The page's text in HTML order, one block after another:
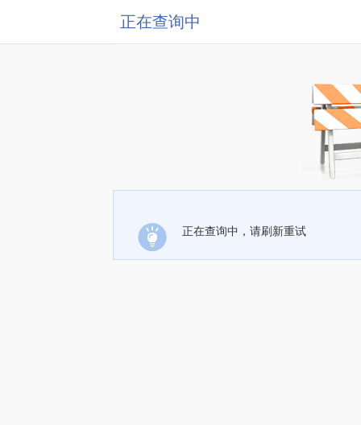
正在查询中
正在查询中，请刷新重试